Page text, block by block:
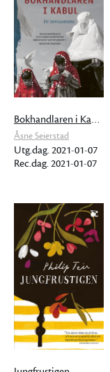
Bokhandlaren i Kabul
Åsne Seierstad
Utg.dag. 2021-01-07
Rec.dag. 2021-01-07